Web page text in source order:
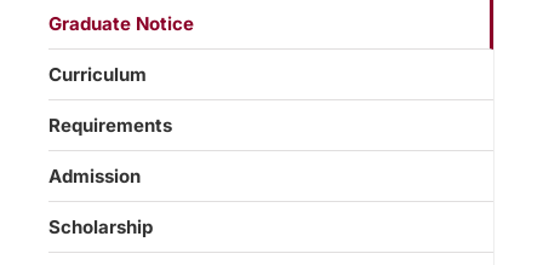
Graduate Notice
Curriculum
Requirements
Admission
Scholarship